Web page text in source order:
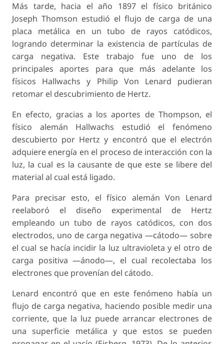
Más tarde, hacia el año 1897 el físico británico
Joseph Thomson estudió el flujo de carga de una
placa metálica en un tubo de rayos catódicos,
logrando determinar la existencia de partículas de
carga negativa. Este trabajo fue uno de los
principales aportes para que más adelante los
físicos Hallwachs y Philip Von Lenard pudieran
retomar el descubrimiento de Hertz.
En efecto, gracias a los aportes de Thompson, el
físico alemán Hallwachs estudió el fenómeno
descubierto por Hertz y encontró que el electrón
adquiere energía en el proceso de interacción con la
luz, la cual es la causante de que este se libere del
material al cual está ligado.
Para precisar esto, el físico alemán Von Lenard
reelaboró el diseño experimental de Hertz
empleando un tubo de rayos catódicos, con dos
electrodos, uno de carga negativa —cátodo— sobre
el cual se hacía incidir la luz ultravioleta y el otro de
carga positiva —ánodo—, el cual recolectaba los
electrones que provenían del cátodo.
Lenard encontró que en este fenómeno había un
flujo de carga negativa, haciendo posible medir una
corriente, que la luz puede arrancar electrones de
una superficie metálica y que estos se pueden